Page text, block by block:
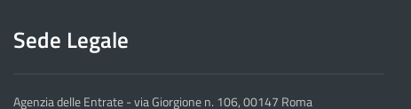
Sede Legale
Agenzia delle Entrate - via Giorgione n. 106, 00147 Roma